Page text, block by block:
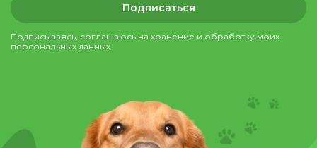
Подписаться
Подписываясь, соглашаюсь на хранение и обработку моих
персональных данных.